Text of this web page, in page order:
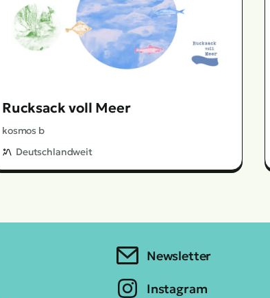
Rucksack voll Meer
kosmos b
Deutschlandweit
Newsletter
Instagram